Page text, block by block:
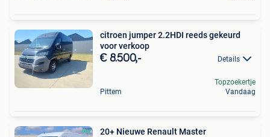
citroen jumper 2.2HDI reeds gekeurd
voor verkoop
€ 8.500,- Details
Pittem
Topzoekertje
Vandaag
20+ Nieuwe Renault Master